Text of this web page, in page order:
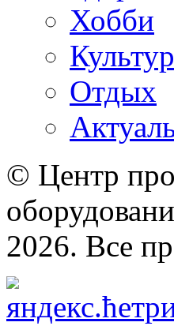
Хобби
Отдых
© Центр
2026. Все